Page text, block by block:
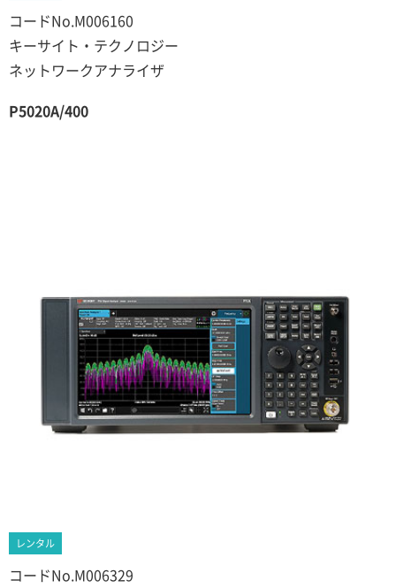
コードNo.M006160
キーサイト・テクノロジー
ネットワークアナライザ
P5020A/400
レンタル
コードNo.M006329